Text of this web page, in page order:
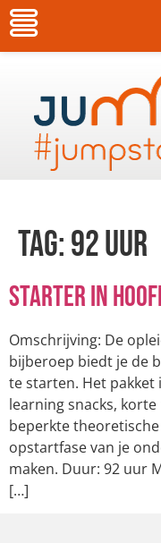
Tag:92 uur
Starter in
Omschrijving: De
bijberoep biedt je de
te starten. Het pakket
learning snacks,
beperkte
opstartfase van je
maken. Duur: 92 uur
[…]